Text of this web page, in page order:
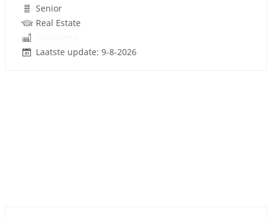
Senior
Real Estate
Laatste update: 9-8-2026